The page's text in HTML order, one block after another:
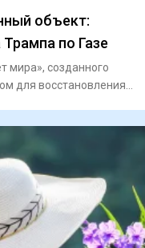
объект:
по Газе
мира», созданного
для восстановления